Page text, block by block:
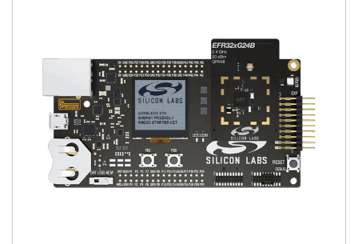
用于波形生成的 24 位低能耗定时器
16 位脉冲计数器（异步操作）(PCNT)
2 × 看门狗定时器
3 × 升级版通用同步/异步接收器/发射器
(UART/SPI)
1 个通用同步/异步接收器/发射器
(UART/SPI/I2S)